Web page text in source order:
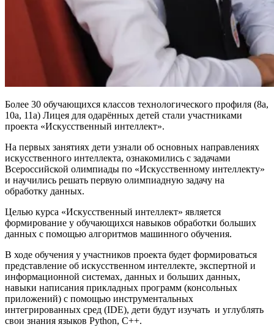
Более 30 обучающихся классов технологического профиля (8а,
10а, 11а) Лицея для одарённых детей стали участниками
проекта «Искусственный интеллект».
На первых занятиях дети узнали об основных направлениях
искусственного интеллекта, ознакомились с задачами
Всероссийской олимпиады по «Искусственному интеллекту»
и научились решать первую олимпиадную задачу на
обработку данных.
Целью курса «Искусственный интеллект» является
формирование у обучающихся навыков обработки больших
данных с помощью алгоритмов машинного обучения.
В ходе обучения у участников проекта будет формироваться
представление об искусственном интеллекте, экспертной и
информационной системах, данных и больших данных,
навыки написания прикладных программ (консольных
приложений) с помощью инструментальных
интегрированных сред (IDE), дети будут изучать и углублять
свои знания языков Python, С++.